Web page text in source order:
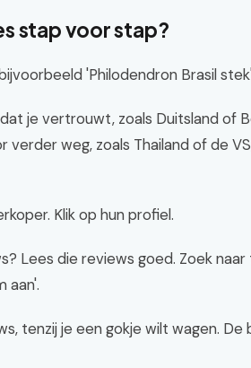
stap voor stap?
'Philodendron Brasil
je vertrouwt, zoals Duitsland of
weg, zoals Thailand of de
Klik op hun profiel.
Lees die reviews goed. Zoek
aan'.
tenzij je een gokje wilt wagen. De